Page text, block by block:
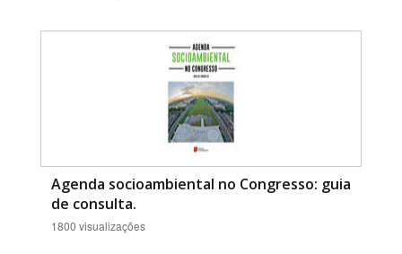
Agenda socioambiental no Congresso: guia
de consulta.
1800 visualizações